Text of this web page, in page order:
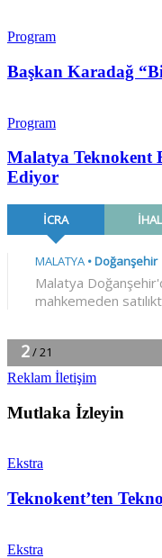
Program
Başkan Karadağ
Program
Malatya Teknokent
Ediyor
Reklam İletişim
Mutlaka İzleyin
Ekstra
Teknokent’ten
Ekstra